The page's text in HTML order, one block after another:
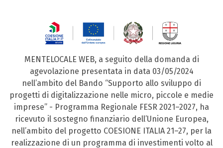
MENTELOCALE WEB, a seguito della domanda di
agevolazione presentata in data 03/05/2024
nell’ambito del Bando “Supporto allo sviluppo di
progetti di digitalizzazione nelle micro, piccole e medie
imprese” - Programma Regionale FESR 2021–2027, ha
ricevuto il sostegno finanziario dell’Unione Europea,
nell’ambito del progetto COESIONE ITALIA 21–27, per la
realizzazione di un programma di investimenti volto al